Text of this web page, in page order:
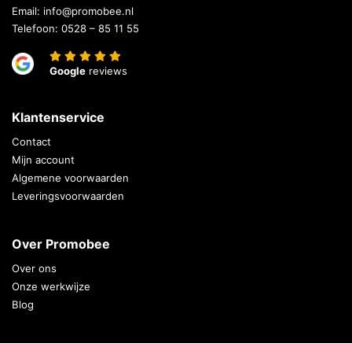
Email: info@promobee.nl
Telefoon: 0528 – 85 11 55
Google reviews
Klantenservice
Contact
Mijn account
Algemene voorwaarden
Leveringsvoorwaarden
Over Promobee
Over ons
Onze werkwijze
Blog